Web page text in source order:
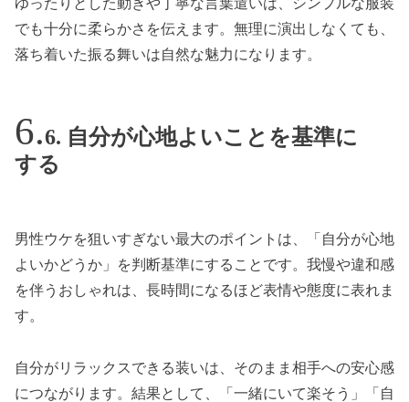
でも十分に柔らかさを伝えます。無理に演出しなくても、
落ち着いた振る舞いは自然な魅力になります。
6. 自分が心地よいことを基準に
する
男性ウケを狙いすぎない最大のポイントは、「自分が心地
よいかどうか」を判断基準にすることです。我慢や違和感
を伴うおしゃれは、長時間になるほど表情や態度に表れま
す。
自分がリラックスできる装いは、そのまま相手への安心感
につながります。結果として、「一緒にいて楽そう」「自